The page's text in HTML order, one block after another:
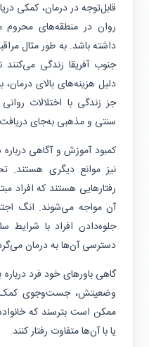
قابل‌توجه در درمان، کمکی
روان در منطقه‌های محروم
داشته باشد. به طور مثال
جنوب آفریقا زندگی می‌کنند
دلیل هزینه‌های بالای
جز زندگی با اختلالات
سنتی و مذهبی به‌جای
کمبود آموزش و آگاهی
نیز موانع دیگری هستند.
رفتارهایی هستند که افراد
آن مواجه می‌شوند. انگ
جلوه‌دادن افراد با
دسترسی آن‌ها به درمان
گاهی باورهای خود فرد
وضعیتش، جست‌وجوی کمک
ممکن است بترسند که
یا با آن‌ها متفاوت رفتار کنند.